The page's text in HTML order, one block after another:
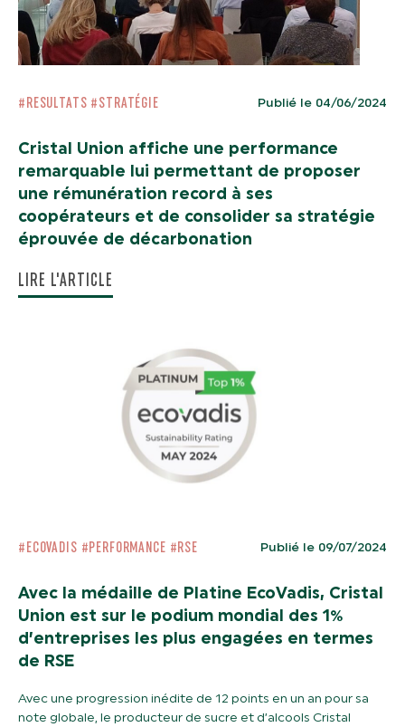
#RESULTATS #STRATÉGIE Publié le 04/06/2024
Cristal Union affiche une performance
remarquable lui permettant de proposer
une rémunération record à ses
coopérateurs et de consolider sa stratégie
éprouvée de décarbonation
LIRE L'ARTICLE
#ECOVADIS #PERFORMANCE #RSE Publié le 09/07/2024
Avec la médaille de Platine EcoVadis, Cristal
Union est sur le podium mondial des 1%
d’entreprises les plus engagées en termes
de RSE
Avec une progression inédite de 12 points en un an pour sa
note globale, le producteur de sucre et d’alcools Cristal